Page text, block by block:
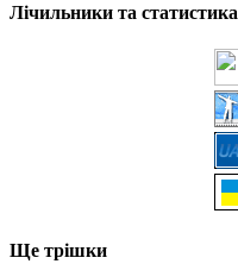
Лічильники та статистика
Ще трішки